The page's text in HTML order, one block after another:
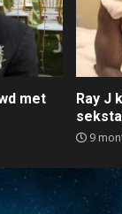
met
Ray J
9